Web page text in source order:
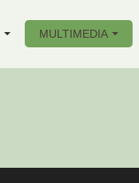
MULTIMEDIA